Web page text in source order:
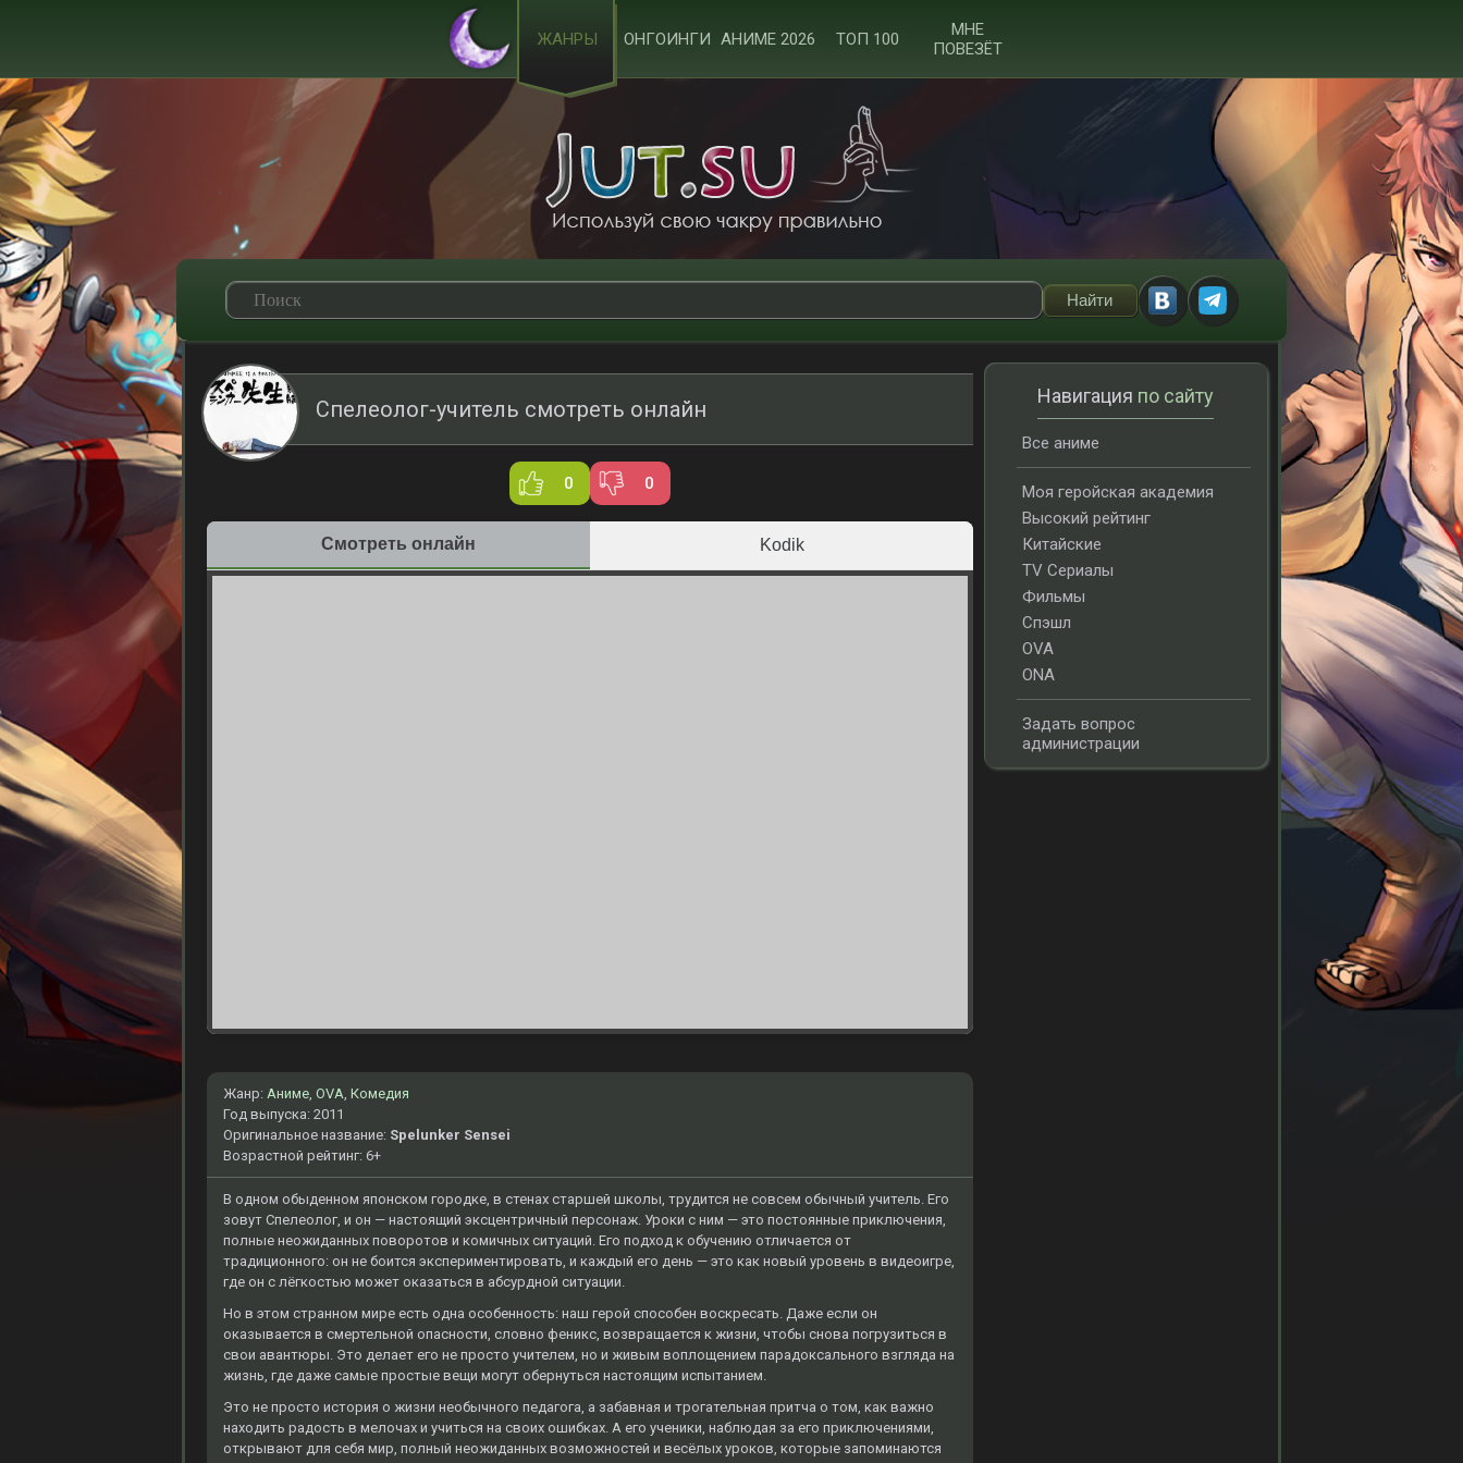
ЖАНРЫ ОНГОИНГИ АНИМЕ 2026 ТОП 100
МНЕ
ПОВЕЗЁТ
Спелеолог-учитель смотреть онлайн
0 0
Смотреть онлайн Kodik
Жанр: Аниме, OVA, Комедия
Год выпуска: 2011
Оригинальное название: Spelunker Sensei
Возрастной рейтинг: 6+
В одном обыденном японском городке, в стенах старшей школы, трудится не совсем обычный учитель. Его
зовут Спелеолог, и он — настоящий эксцентричный персонаж. Уроки с ним — это постоянные приключения,
полные неожиданных поворотов и комичных ситуаций. Его подход к обучению отличается от
традиционного: он не боится экспериментировать, и каждый его день — это как новый уровень в видеоигре,
где он с лёгкостью может оказаться в абсурдной ситуации.
Но в этом странном мире есть одна особенность: наш герой способен воскресать. Даже если он
оказывается в смертельной опасности, словно феникс, возвращается к жизни, чтобы снова погрузиться в
свои авантюры. Это делает его не просто учителем, но и живым воплощением парадоксального взгляда на
жизнь, где даже самые простые вещи могут обернуться настоящим испытанием.
Это не просто история о жизни необычного педагога, а забавная и трогательная притча о том, как важно
находить радость в мелочах и учиться на своих ошибках. А его ученики, наблюдая за его приключениями,
открывают для себя мир, полный неожиданных возможностей и весёлых уроков, которые запоминаются
Навигация по сайту
Все аниме
Моя геройская академия
Высокий рейтинг
Китайские
TV Сериалы
Фильмы
Спэшл
OVA
ONA
Задать вопрос
администрации